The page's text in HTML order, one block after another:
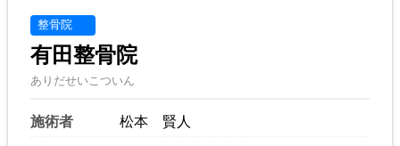
整骨院
有田整骨院
ありだせいこついん
施術者 松本 賢人